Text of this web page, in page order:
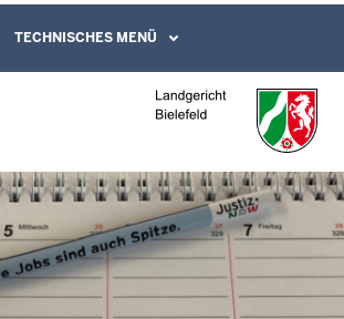
Bielefeld: Sitzungstermine
Gebärdensprachenvideo
TECHNISCHES MENÜ